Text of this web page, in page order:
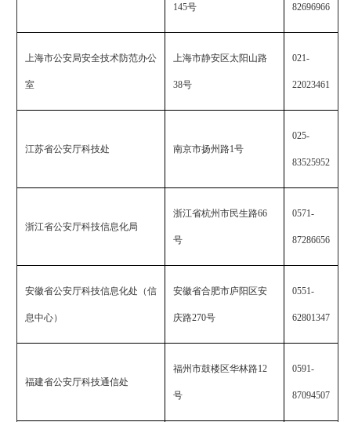
145号 82696966
上海市公安局安全技术防范办公
室
上海市静安区太阳山路
38号
021-
22023461
江苏省公安厅科技处 南京市扬州路1号
025-
83525952
浙江省公安厅科技信息化局
浙江省杭州市民生路66
号
0571-
87286656
安徽省公安厅科技信息化处（信
息中心）
安徽省合肥市庐阳区安
庆路270号
0551-
62801347
福建省公安厅科技通信处
福州市鼓楼区华林路12
号
0591-
87094507